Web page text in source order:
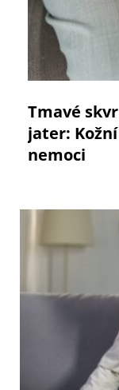
Tmavé
jater:
nemoci